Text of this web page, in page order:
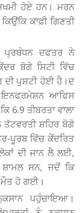
ਹੋਏ ਹਨ। ਮਰਨ
ਕਾਫ਼ੀ ਗਿਣਤੀ
ਦਫਤਰ ਨੇ
ਬੋਗੋ ਸਿਟੀ ਵਿੱਚ
ਦੀ ਪੁਸ਼ਟੀ ਹੋਈ ਹੈ।ਦ
ਇਨਫਰਮੇਸ਼ਨ ਆਫਿਸ
6.9 ਤੀਬਰਤਾ ਵਾਲਾ
ਤੱਟਵਰਤੀ ਸ਼ਹਿਰ ਬੋਗੋ
ਪੂਰਬ ਵਿੱਚ ਕੇਂਦਰਿਤ
ਦੀ ਜਾਨ ਲੈ ਲਈ,
ਸਨ, ਜਦੋਂ ਕਿ
ਮੌਤ ਹੋ ਗਈ।
ਪਹੁੰਚਾਇਆ।